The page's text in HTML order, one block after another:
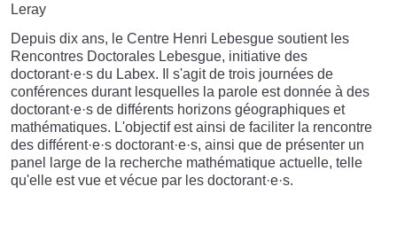
Leray
Depuis dix ans, le Centre Henri Lebesgue soutient les
Rencontres Doctorales Lebesgue, initiative des
doctorant·e·s du Labex. Il s'agit de trois journées de
conférences durant lesquelles la parole est donnée à des
doctorant·e·s de différents horizons géographiques et
mathématiques. L'objectif est ainsi de faciliter la rencontre
des différent·e·s doctorant·e·s, ainsi que de présenter un
panel large de la recherche mathématique actuelle, telle
qu'elle est vue et vécue par les doctorant·e·s.